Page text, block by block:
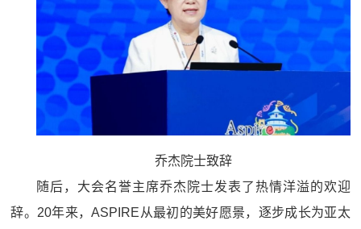
乔杰院士致辞
随后，大会名誉主席乔杰院士发表了热情洋溢的欢迎
辞。20年来，ASPIRE从最初的美好愿景，逐步成长为亚太